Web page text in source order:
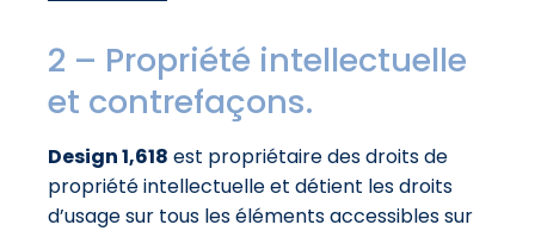
2 – Propriété intellectuelle
et contrefaçons.
Design 1,618 est propriétaire des droits de
propriété intellectuelle et détient les droits
d’usage sur tous les éléments accessibles sur